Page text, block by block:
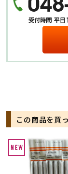
この商品を買